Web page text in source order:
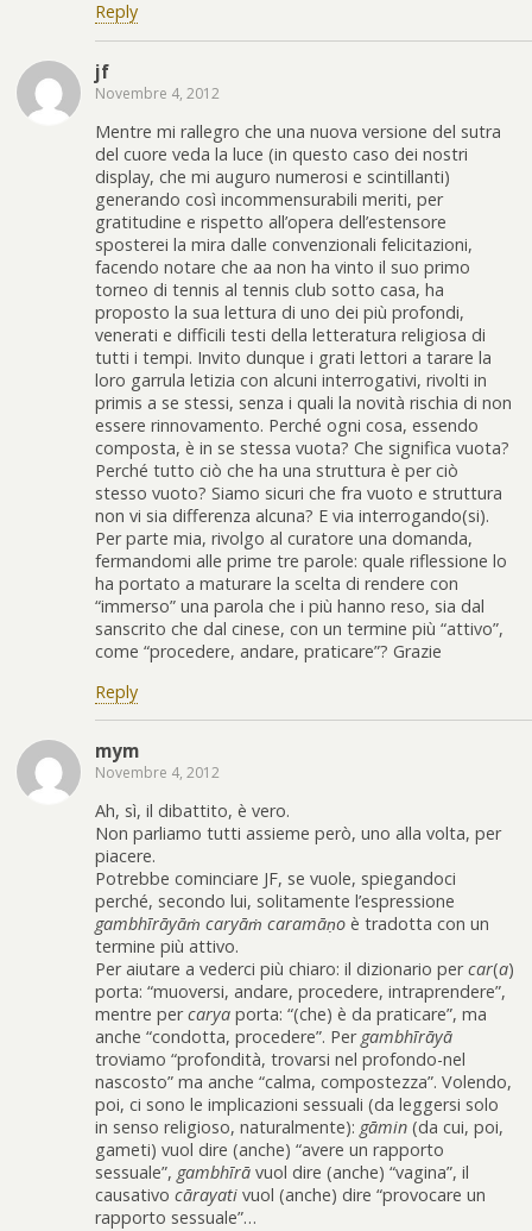
Reply
jf
Novembre 4, 2012
Mentre mi rallegro che una nuova versione del sutra
del cuore veda la luce (in questo caso dei nostri
display, che mi auguro numerosi e scintillanti)
generando così incommensurabili meriti, per
gratitudine e rispetto all’opera dell’estensore
sposterei la mira dalle convenzionali felicitazioni,
facendo notare che aa non ha vinto il suo primo
torneo di tennis al tennis club sotto casa, ha
proposto la sua lettura di uno dei più profondi,
venerati e difficili testi della letteratura religiosa di
tutti i tempi. Invito dunque i grati lettori a tarare la
loro garrula letizia con alcuni interrogativi, rivolti in
primis a se stessi, senza i quali la novità rischia di non
essere rinnovamento. Perché ogni cosa, essendo
composta, è in se stessa vuota? Che significa vuota?
Perché tutto ciò che ha una struttura è per ciò
stesso vuoto? Siamo sicuri che fra vuoto e struttura
non vi sia differenza alcuna? E via interrogando(si).
Per parte mia, rivolgo al curatore una domanda,
fermandomi alle prime tre parole: quale riflessione lo
ha portato a maturare la scelta di rendere con
“immerso” una parola che i più hanno reso, sia dal
sanscrito che dal cinese, con un termine più “attivo”,
come “procedere, andare, praticare”? Grazie
Reply
mym
Novembre 4, 2012
Ah, sì, il dibattito, è vero.
Non parliamo tutti assieme però, uno alla volta, per
piacere.
Potrebbe cominciare JF, se vuole, spiegandoci
perché, secondo lui, solitamente l’espressione
gambhīrāyāṁ caryāṁ caramāṇo è tradotta con un
termine più attivo.
Per aiutare a vederci più chiaro: il dizionario percar(a)
porta: “muoversi, andare, procedere, intraprendere”,
mentre percarya porta: “(che) è da praticare”, ma
anche “condotta, procedere”. Per gambhīrāyā
troviamo “profondità, trovarsi nel profondo-nel
nascosto” ma anche “calma, compostezza”. Volendo,
poi, ci sono le implicazioni sessuali (da leggersi solo
in senso religioso, naturalmente): gāmin (da cui, poi,
gameti) vuol dire (anche) “avere un rapporto
sessuale”, gambhīrā vuol dire (anche) “vagina”, il
causativo cārayati vuol (anche) dire “provocare un
rapporto sessuale”…